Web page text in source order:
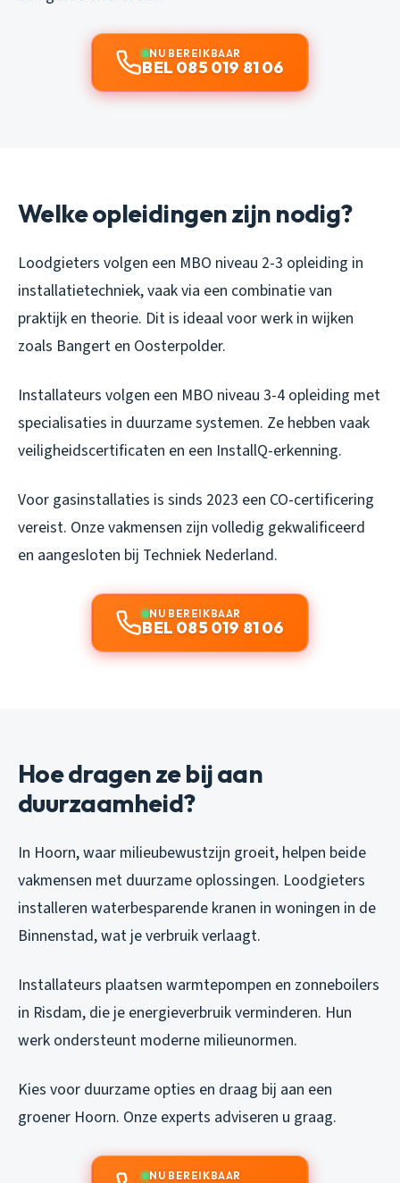
NU BEREIKBAAR
BEL 085 019 81 06
Welke opleidingen zijn nodig?
Loodgieters volgen een MBO niveau 2-3 opleiding in
installatietechniek, vaak via een combinatie van
praktijk en theorie. Dit is ideaal voor werk in wijken
zoals Bangert en Oosterpolder.
Installateurs volgen een MBO niveau 3-4 opleiding met
specialisaties in duurzame systemen. Ze hebben vaak
veiligheidscertificaten en een InstallQ-erkenning.
Voor gasinstallaties is sinds 2023 een CO-certificering
vereist. Onze vakmensen zijn volledig gekwalificeerd
en aangesloten bij Techniek Nederland.
NU BEREIKBAAR
BEL 085 019 81 06
Hoe dragen ze bij aan
duurzaamheid?
In Hoorn, waar milieubewustzijn groeit, helpen beide
vakmensen met duurzame oplossingen. Loodgieters
installeren waterbesparende kranen in woningen in de
Binnenstad, wat je verbruik verlaagt.
Installateurs plaatsen warmtepompen en zonneboilers
in Risdam, die je energieverbruik verminderen. Hun
werk ondersteunt moderne milieunormen.
Kies voor duurzame opties en draag bij aan een
groener Hoorn. Onze experts adviseren u graag.
NU BEREIKBAAR